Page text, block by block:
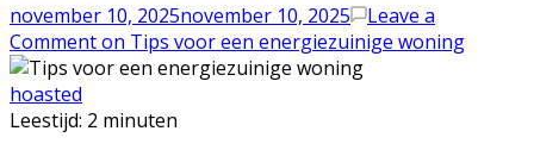
november 10, 2025november 10, 2025
Leave a
Commenton Tips voor een energiezuinige woning
hoasted
Leestijd: 2 minuten